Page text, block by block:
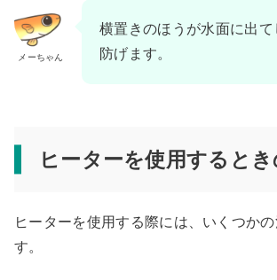
メーちゃん
横置きのほうが水面に出て
防げます。
ヒーターを使用すると
ヒーターを使用する際には、いくつか
す。